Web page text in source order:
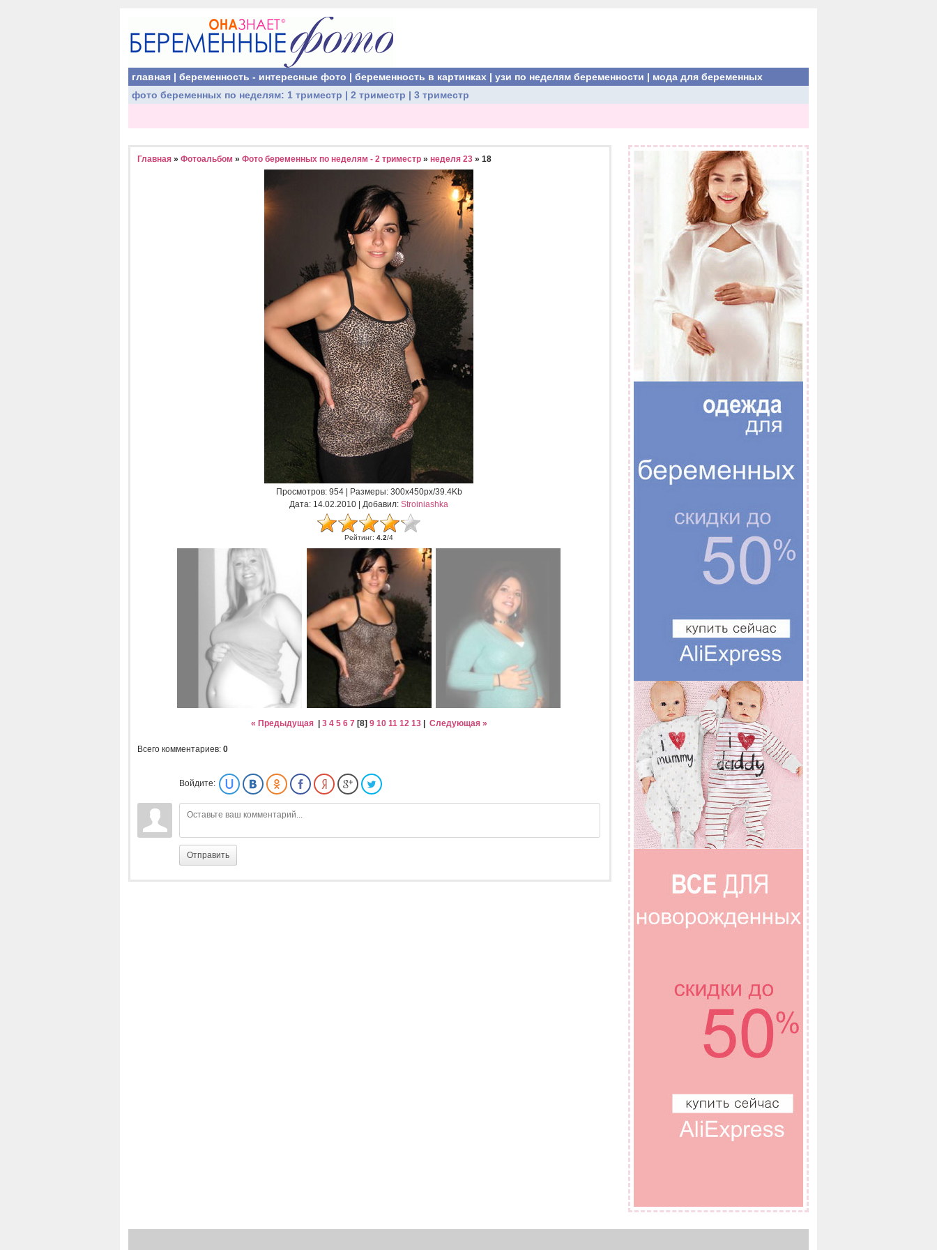
главная | беременность - интересные фото | беременность в картинках | узи по неделям беременности | мода для беременных
фото беременных по неделям: 1 триместр | 2 триместр | 3 триместр
Главная » Фотоальбом » Фото беременных по неделям - 2 триместр » неделя 23 » 18
Просмотров: 954 | Размеры: 300x450px/39.4Kb
Дата: 14.02.2010 | Добавил: Stroiniashka
Рейтинг: 4.2/4
« Предыдущая| 3 4 5 6 7[8] 9 10 11 12 13| Следующая »
Всего комментариев: 0
Войдите:
Отправить